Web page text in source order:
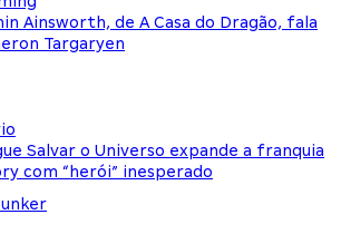
Ainsworth, de A Casa do Dragão, fala
Targaryen
Salvar o Universo expande a franquia
com “herói” inesperado